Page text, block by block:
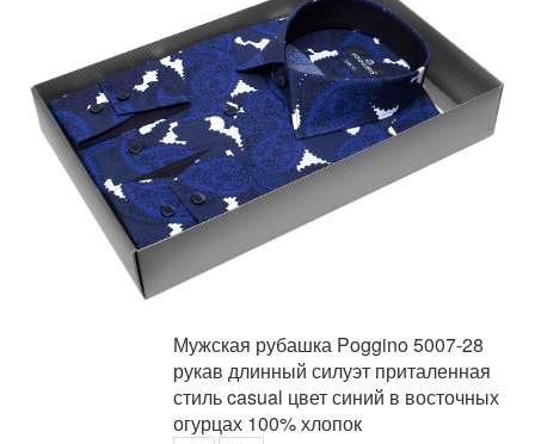
Мужская рубашка Poggino 5007-28
рукав длинный силуэт приталенная
стиль casual цвет синий в восточных
огурцах 100% хлопок